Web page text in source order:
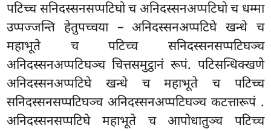
पटिच्च सनिदस्सनसप्पटिघो च अनिदस्सनअप्पटिघो च धम्मा
उप्पज्जन्ति हेतुपच्चया – अनिदस्सनअप्पटिघे खन्धे च
महाभूते च पटिच्च सनिदस्सनसप्पटिघञ्च
अनिदस्सनअप्पटिघञ्चचित्तसमुट्ठानं रूपं. पटिसन्धिक्खणे
अनिदस्सनअप्पटिघे खन्धे च महाभूते च पटिच्च
सनिदस्सनसप्पटिघञ्च अनिदस्सनअप्पटिघञ्च कटत्तारूपं .
अनिदस्सनसप्पटिघे महाभूते च आपोधातुञ्च पटिच्च